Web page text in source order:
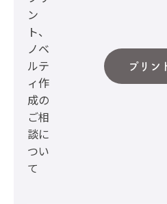
ン
ト、
ノベ
ルテ
ィ作
成の
ご相
談に
つい
て
プリン